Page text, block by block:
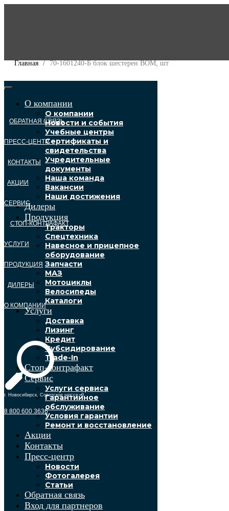
ОБРАТНАЯ СВЯЗЬ
ПРЕСС-ЦЕНТР
КОНТАКТЫ
АКЦИИ
СЕРВИС
СТОП-КОНТРАФАКТ
УСЛУГИ
ПРОДУКЦИЯ
ДИЛЕРЫ
О КОМПАНИИ
г. Новосибирск, Советское шоссе, 9
8 800 600 3636
Главная 70-1601240-Б блок шестерен ВОМ, шт
О компании
О компании
Новости и события
Учебные центры
Сертификаты и
свидетельства
Учредительные
документы
Наша команда
Вакансии
Наши достижения
Дилеры
Продукция
Тракторы
Спецтехника
Навесное и прицепное
оборудование
Запчасти
МАЗ
Мотоциклы
Велосипеды
Каталоги
Услуги
Доставка
Лизинг
Кредит
Субсидирование
Trade-In
Стоп-контрафакт
Сервис
Услуги сервиса
Гарантийное
обслуживание
Условия гарантии
Ремонт и восстановление
Акции
Контакты
Пресс-центр
Новости
Фотогалерея
Статьи
Обратная связь
Вход для партнеров